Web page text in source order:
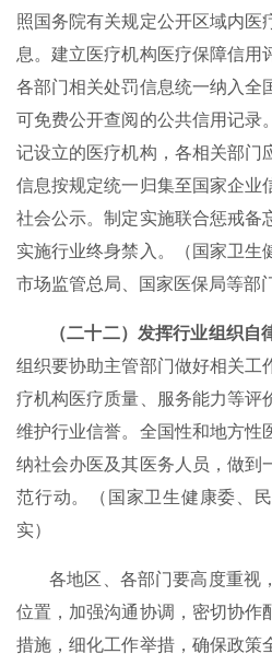
照国务院有关规定公开区域内医
息。建立医疗机构医疗保障信用
各部门相关处罚信息统一纳入全
可免费公开查阅的公共信用记录
记设立的医疗机构，各相关部门
信息按规定统一归集至国家企业
社会公示。制定实施联合惩戒备
实施行业终身禁入。（国家卫生
市场监管总局、国家医保局等部
（二十二）发挥行业组织自
组织要协助主管部门做好相关工
疗机构医疗质量、服务能力等评
维护行业信誉。全国性和地方性
纳社会办医及其医务人员，做到
范行动。（国家卫生健康委、
实）
各地区、各部门要高度重视
位置，加强沟通协调，密切协作
措施，细化工作举措，确保政策